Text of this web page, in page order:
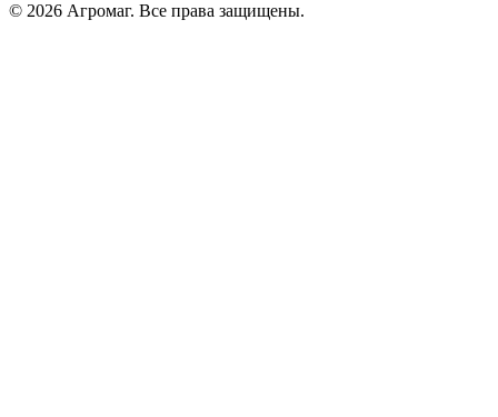
© 2026 Агромаг. Все права защищены.